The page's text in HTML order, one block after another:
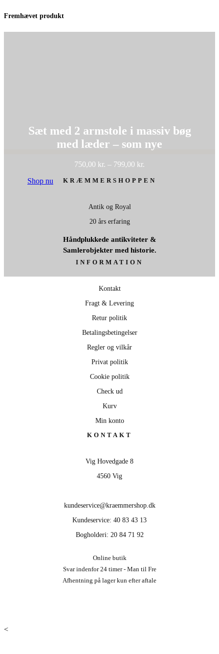
Fremhævet produkt
Sæt med 2 armstole i massiv bøg
med læder – som nye
750,00 kr. – 799,00 kr.
til
Shop nu KRÆMMERSHOPPEN
Antik og Royal
20 års erfaring
Håndplukkede antikviteter &
Samlerobjekter med historie.
INFORMATION
Kontakt
Fragt & Levering
Retur politik
Betalingsbetingelser
Regler og vilkår
Privat politik
Cookie politik
Check ud
Kurv
Min konto
KONTAKT
Vig Hovedgade 8
4560 Vig
kundeservice@kraemmershop.dk
Kundeservice: 40 83 43 13
Bogholderi: 20 84 71 92
Online butik
Svar indenfor 24 timer - Man til Fre
Afhentning på lager kun efter aftale
<